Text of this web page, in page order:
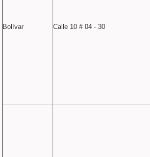
Bolívar Calle 10 # 04 - 30